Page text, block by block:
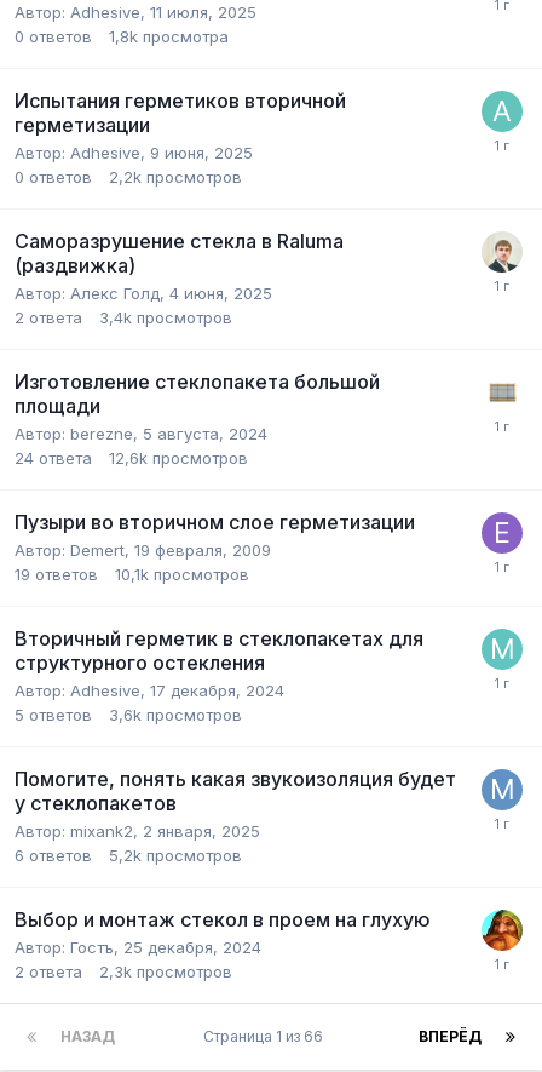
Автор: Adhesive, 11 июля, 2025
0 ответов 1,8k просмотра
Испытания герметиков вторичной
герметизации
Автор: Adhesive, 9 июня, 2025
0 ответов 2,2k просмотров
Саморазрушение стекла в Raluma
(раздвижка)
Автор: Алекс Голд, 4 июня, 2025
2 ответа 3,4k просмотров
Изготовление стеклопакета большой
площади
Автор: berezne, 5 августа, 2024
24 ответа 12,6k просмотров
Пузыри во вторичном слое герметизации
Автор: Demert, 19 февраля, 2009
19 ответов 10,1k просмотров
Вторичный герметик в стеклопакетах для
структурного остекления
Автор: Adhesive, 17 декабря, 2024
5 ответов 3,6k просмотров
Помогите, понять какая звукоизоляция будет
у стеклопакетов
Автор: mixank2, 2 января, 2025
6 ответов 5,2k просмотров
Выбор и монтаж стекол в проем на глухую
Автор: Гостъ, 25 декабря, 2024
2 ответа 2,3k просмотров
НАЗАД ВПЕРЁД
Страница 1 из 66